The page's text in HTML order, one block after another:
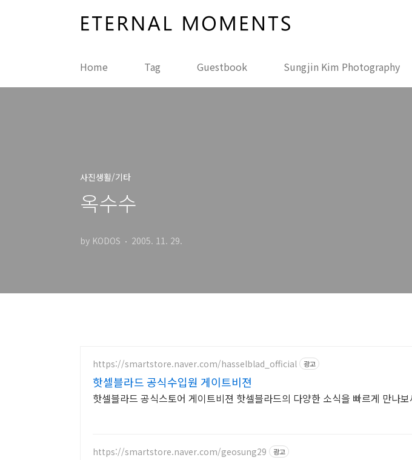
Home Tag Guestbook Sungjin Kim Photography
사진생활/기타
옥수수
by KODOS 2005. 11. 29.
https://smartstore.naver.com/hasselblad_official 광고
핫셀블라드 공식수입원 게이트비젼
핫셀블라드 공식스토어 게이트비젼 핫셀블라드의 다양한 소식을 빠르게 만나보
https://smartstore.naver.com/geosung29 광고